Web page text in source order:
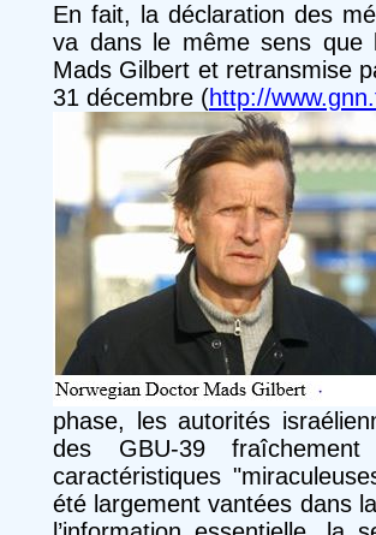
En fait, la déclaration des
va dans le même sens que
Mads Gilbert et retransmise
31 décembre (http://
phase, les autorités
des GBU-39
caractéristiques
été largement vantées dans